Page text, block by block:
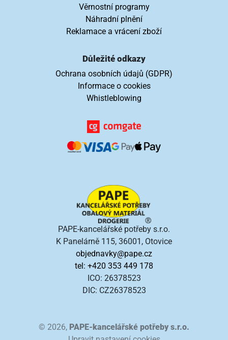
Věrnostní programy
Náhradní plnění
Reklamace a vrácení zboží
Důležité odkazy
Ochrana osobních údajů (GDPR)
Informace o cookies
Whistleblowing
PAPE-kancelářské potřeby s.r.o.
K Panelárně 115, 36001, Otovice
objednavky@pape.cz
tel: +420 353 449 178
ICO: 26378523
DIC: CZ26378523
© 2026, PAPE-kancelářské potřeby s.r.o.